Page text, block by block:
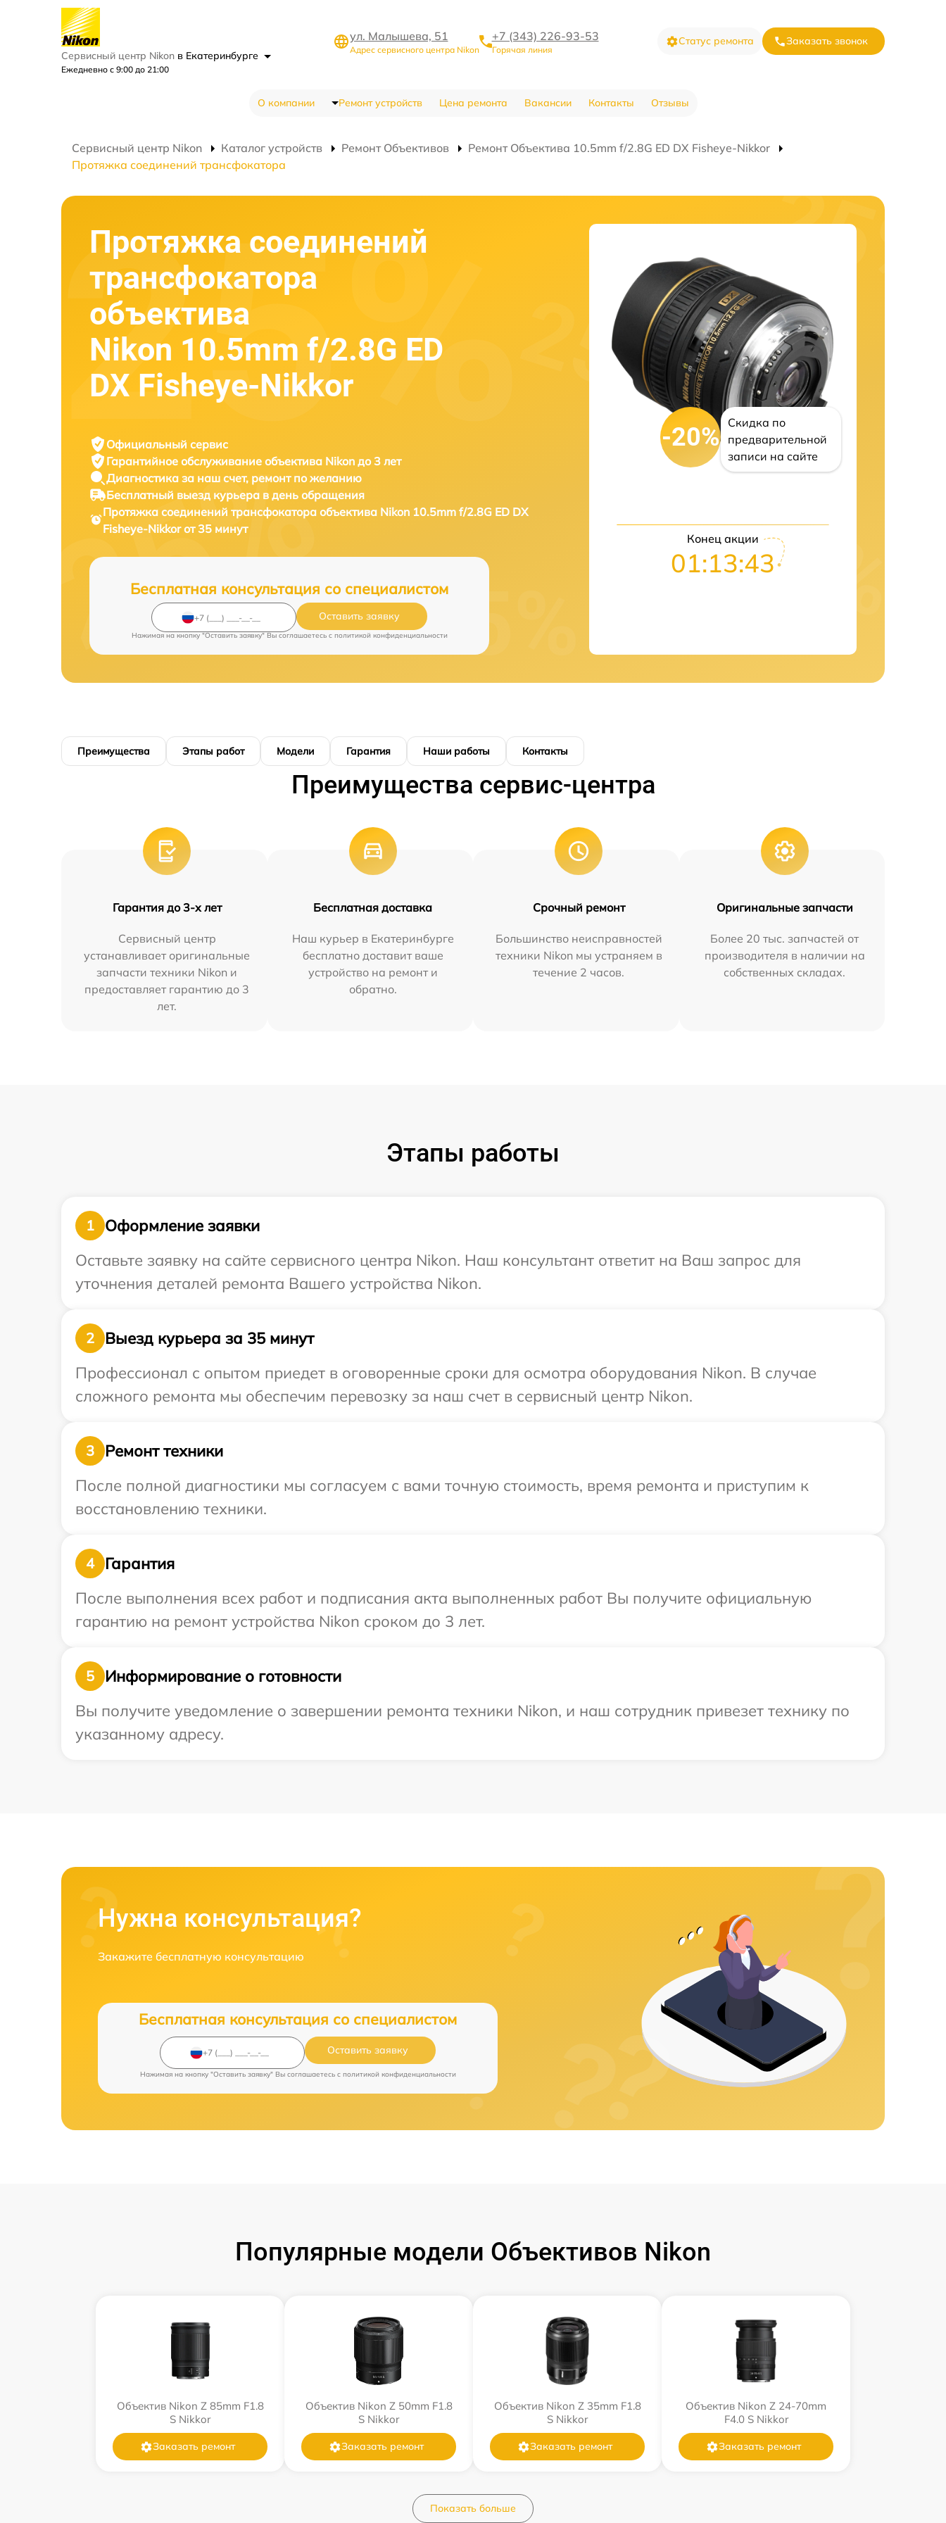
Сервисный центр Nikon в Екатеринбурге
Ежедневно с 9:00 до 21:00
ул. Малышева, 51
Адрес сервисного центра Nikon
+7 (343) 226-93-53
Горячая линия
Статус ремонта Заказать звонок
О компании Ремонт устройств Цена ремонта Вакансии Контакты Отзывы
Сервисный центр Nikon Каталог устройств Ремонт Объективов
Ремонт Объектива 10.5mm f/2.8G ED DX Fisheye-Nikkor
Протяжка соединений трансфокатора
Протяжка соединений
трансфокатора
объектива
Nikon 10.5mm f/2.8G ED
DX Fisheye-Nikkor
Официальный сервис
Гарантийное обслуживание объектива Nikon до 3 лет
Диагностика за наш счет, ремонт по желанию
Бесплатный выезд курьера в день обращения
Протяжка соединений трансфокатора объектива Nikon 10.5mm f/2.8G ED DX
Fisheye-Nikkor от 35 минут
Бесплатная консультация со специалистом
Оставить заявку
Нажимая на кнопку "Оставить заявку" Вы соглашаетесь c политикой конфиденциальности
-20%
Скидка по
предварительной
записи на сайте
Конец акции
01:13:42
Преимущества Этапы работ Модели Гарантия Наши работы Контакты
Преимущества сервис-центра
Гарантия до 3-х лет
Сервисный центр
устанавливает оригинальные
запчасти техники Nikon и
предоставляет гарантию до 3
лет.
Бесплатная доставка
Наш курьер в Екатеринбурге
бесплатно доставит ваше
устройство на ремонт и
обратно.
Срочный ремонт
Большинство неисправностей
техники Nikon мы устраняем в
течение 2 часов.
Оригинальные запчасти
Более 20 тыс. запчастей от
производителя в наличии на
собственных складах.
Этапы работы
1
Оформление заявки
Оставьте заявку на сайте сервисного центра Nikon. Наш консультант ответит на Ваш запрос для
уточнения деталей ремонта Вашего устройства Nikon.
2
Выезд курьера за 35 минут
Профессионал с опытом приедет в оговоренные сроки для осмотра оборудования Nikon. В случае
сложного ремонта мы обеспечим перевозку за наш счет в сервисный центр Nikon.
3
Ремонт техники
После полной диагностики мы согласуем с вами точную стоимость, время ремонта и приступим к
восстановлению техники.
4
Гарантия
После выполнения всех работ и подписания акта выполненных работ Вы получите официальную
гарантию на ремонт устройства Nikon сроком до 3 лет.
5
Информирование о готовности
Вы получите уведомление о завершении ремонта техники Nikon, и наш сотрудник привезет технику по
указанному адресу.
Нужна консультация?
Закажите бесплатную консультацию
Бесплатная консультация со специалистом
Оставить заявку
Нажимая на кнопку "Оставить заявку" Вы соглашаетесь c политикой конфиденциальности
Популярные модели Объективов Nikon
Объектив Nikon Z 85mm F1.8
S Nikkor
Заказать ремонт
Объектив Nikon Z 50mm F1.8
S Nikkor
Заказать ремонт
Объектив Nikon Z 35mm F1.8
S Nikkor
Заказать ремонт
Объектив Nikon Z 24-70mm
F4.0 S Nikkor
Заказать ремонт
Показать больше